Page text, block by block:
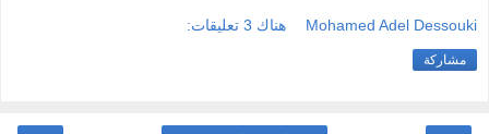
Mohamed Adel Dessouki هناك 3 تعليقات:
مشاركة